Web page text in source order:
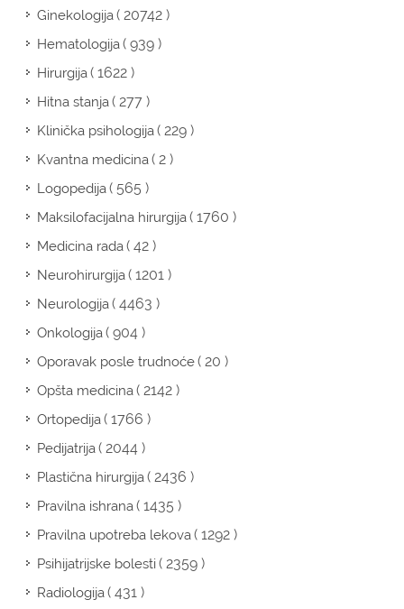
Ginekologija( 20742 )
Hematologija( 939 )
Hirurgija( 1622 )
Hitna stanja( 277 )
Klinička psihologija( 229 )
Kvantna medicina( 2 )
Logopedija( 565 )
Maksilofacijalna hirurgija( 1760 )
Medicina rada( 42 )
Neurohirurgija( 1201 )
Neurologija( 4463 )
Onkologija( 904 )
Oporavak posle trudnoće( 20 )
Opšta medicina( 2142 )
Ortopedija( 1766 )
Pedijatrija( 2044 )
Plastična hirurgija( 2436 )
Pravilna ishrana( 1435 )
Pravilna upotreba lekova( 1292 )
Psihijatrijske bolesti( 2359 )
Radiologija( 431 )